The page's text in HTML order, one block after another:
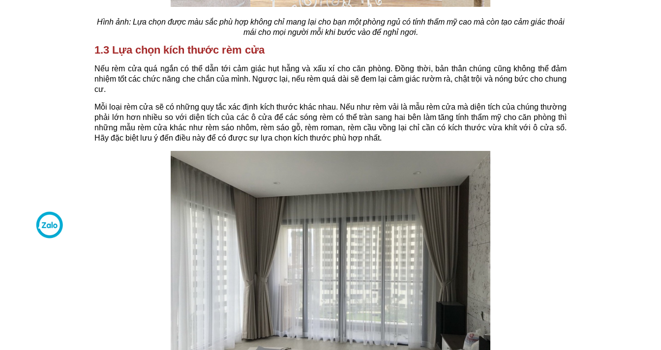
Hình ảnh: Lựa chọn được màu sắc phù hợp không chỉ mang lại cho bạn một phòng ngủ có tính thẩm mỹ cao mà còn tạo cảm giác thoải
mái cho mọi người mỗi khi bước vào để nghỉ ngơi.
1.3 Lựa chọn kích thước rèm cửa
Nếu rèm cửa quá ngắn có thể dẫn tới cảm giác hụt hẫng và xấu xí cho căn phòng. Đồng thời, bản thân chúng cũng không thể đảm
nhiệm tốt các chức năng che chắn của mình. Ngược lại, nếu rèm quá dài sẽ đem lại cảm giác rườm rà, chật trội và nóng bức cho chung
cư.
Mỗi loại rèm cửa sẽ có những quy tắc xác định kích thước khác nhau. Nếu như rèm vải là mẫu rèm cửa mà diện tích của chúng thường
phải lớn hơn nhiều so với diện tích của các ô cửa để các sóng rèm có thể tràn sang hai bên làm tăng tính thẩm mỹ cho căn phòng thì
những mẫu rèm cửa khác như rèm sáo nhôm, rèm sáo gỗ, rèm roman, rèm cầu vồng lại chỉ cần có kích thước vừa khít với ô cửa sổ.
Hãy đặc biệt lưu ý đến điều này để có được sự lựa chọn kích thước phù hợp nhất.